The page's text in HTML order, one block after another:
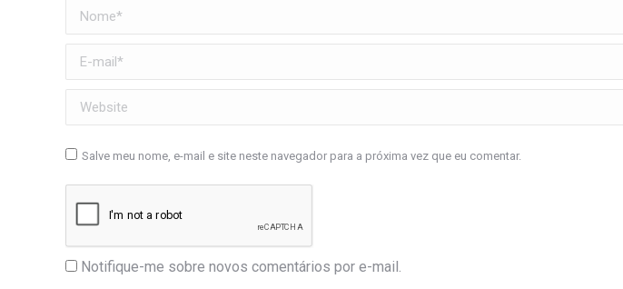
Nome *
E-mail *
Website
Salve meu nome, e-mail e site neste navegador para a próxima vez que eu comentar.
Notifique-me sobre novos comentários por e-mail.